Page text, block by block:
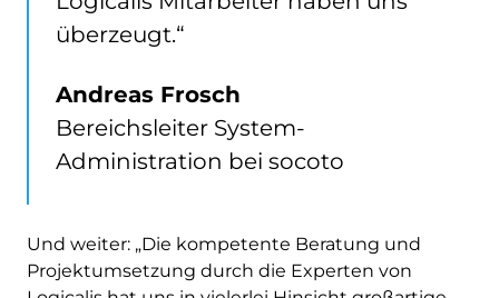
überzeugt.“
Andreas Frosch
Bereichsleiter System-
Administration bei socoto
Und weiter: „Die kompetente Beratung und
Projektumsetzung durch die Experten von